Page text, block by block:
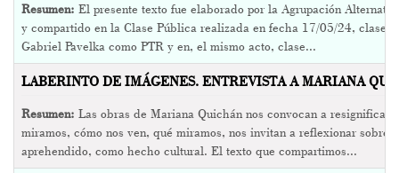
Resumen: El presente texto fue elaborado por la Agrupación
y compartido en la Clase Pública realizada en fecha 17/05/24, clase
Gabriel Pavelka como PTR y en, el mismo acto, clase...
LABERINTO DE IMÁGENES. ENTREVISTA A MARIANA
Resumen: Las obras de Mariana Quichán nos convocan a resignificar
miramos, cómo nos ven, qué miramos, nos invitan a reflexionar sobre
aprehendido, como hecho cultural. El texto que compartimos...